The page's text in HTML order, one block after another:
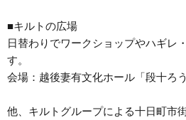
■キルトの広場
日替わりでワークショップやハギレ
す。
会場：越後妻有文化ホール「段十ろ
他、キルトグループによる十日町市